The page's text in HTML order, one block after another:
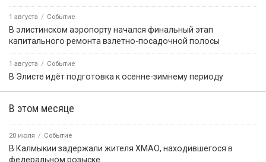
1 августа Событие
В элистинском аэропорту начался финальный этап
капитального ремонта взлетно-посадочной полосы
1 августа Событие
В Элисте идёт подготовка к осенне-зимнему периоду
В этом месяце
20 июля Событие
В Калмыкии задержали жителя ХМАО, находившегося в
федеральном розыске